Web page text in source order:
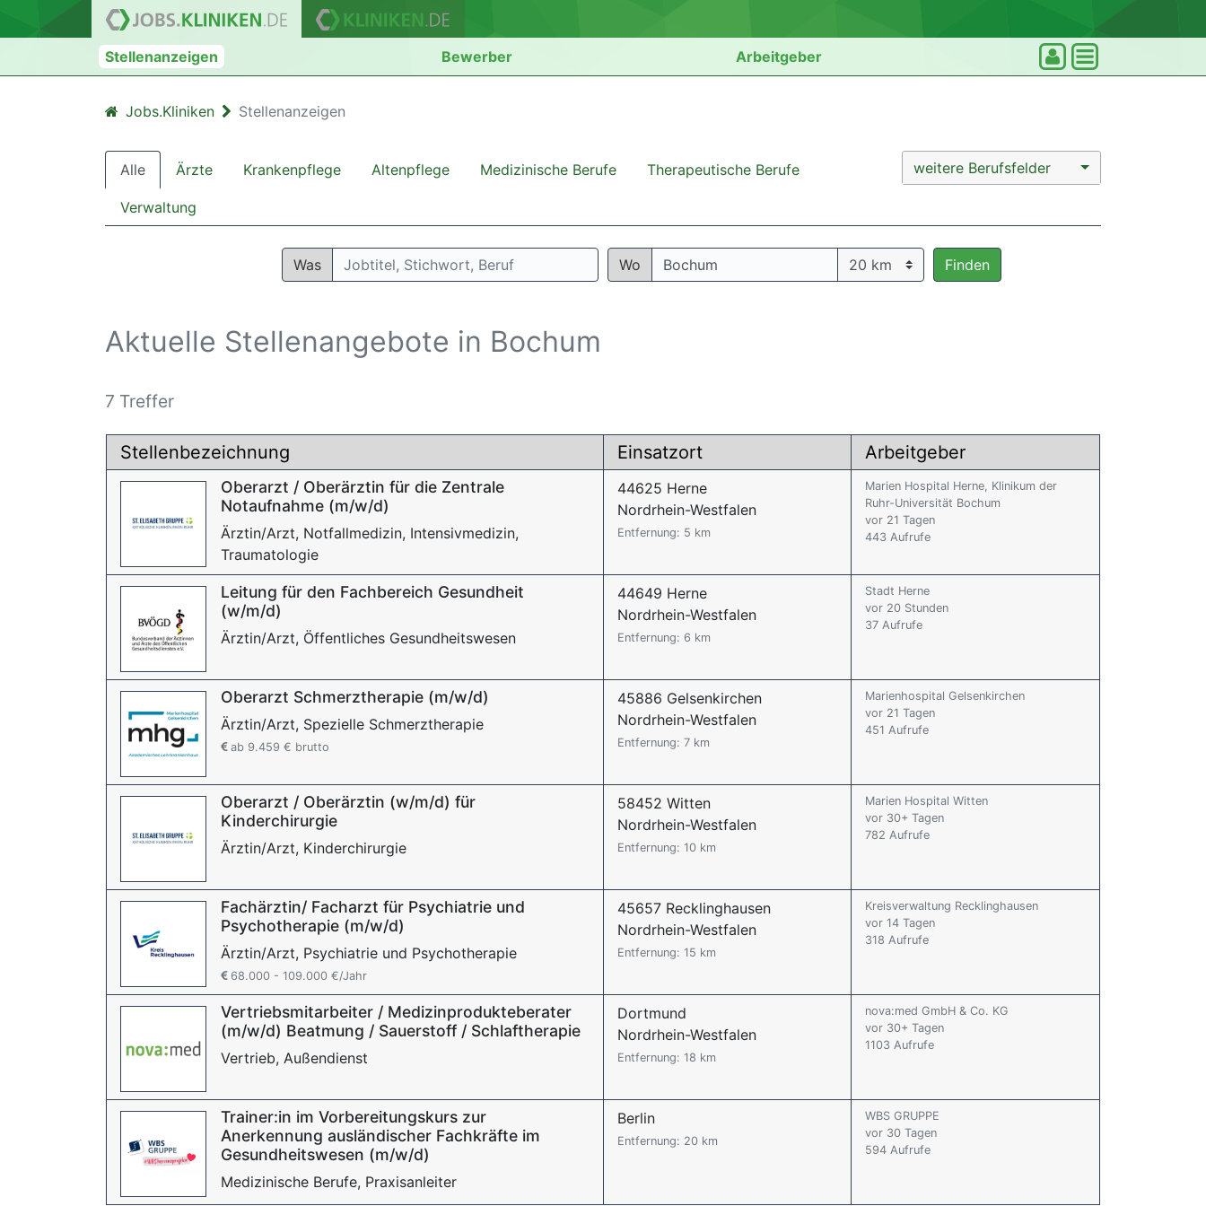
Stellenanzeigen Bewerber Arbeitgeber
Jobs.Kliniken Stellenanzeigen
Alle Ärzte Krankenpflege Altenpflege Medizinische Berufe Therapeutische Berufe
Verwaltung
weitere Berufsfelder
Was Wo Finden
Aktuelle Stellenangebote in Bochum
7 Treffer
Stellenbezeichnung Einsatzort Arbeitgeber
Oberarzt / Oberärztin für die Zentrale
Notaufnahme (m/w/d)
Ärztin/Arzt, Notfallmedizin, Intensivmedizin,
Traumatologie
44625 Herne
Nordrhein-Westfalen
Entfernung: 5 km
Marien Hospital Herne, Klinikum der
Ruhr-Universität Bochum
vor 21 Tagen
443 Aufrufe
Leitung für den Fachbereich Gesundheit
(w/m/d)
Ärztin/Arzt, Öffentliches Gesundheitswesen
44649 Herne
Nordrhein-Westfalen
Entfernung: 6 km
Stadt Herne
vor 20 Stunden
37 Aufrufe
Oberarzt Schmerztherapie (m/w/d)
Ärztin/Arzt, Spezielle Schmerztherapie
ab 9.459 € brutto
45886 Gelsenkirchen
Nordrhein-Westfalen
Entfernung: 7 km
Marienhospital Gelsenkirchen
vor 21 Tagen
451 Aufrufe
Oberarzt / Oberärztin (w/m/d) für
Kinderchirurgie
Ärztin/Arzt, Kinderchirurgie
58452 Witten
Nordrhein-Westfalen
Entfernung: 10 km
Marien Hospital Witten
vor 30+ Tagen
782 Aufrufe
Fachärztin/ Facharzt für Psychiatrie und
Psychotherapie (m/w/d)
Ärztin/Arzt, Psychiatrie und Psychotherapie
68.000 - 109.000 €/Jahr
45657 Recklinghausen
Nordrhein-Westfalen
Entfernung: 15 km
Kreisverwaltung Recklinghausen
vor 14 Tagen
318 Aufrufe
Vertriebsmitarbeiter / Medizinprodukteberater
(m/w/d) Beatmung / Sauerstoff / Schlaftherapie
Vertrieb, Außendienst
Dortmund
Nordrhein-Westfalen
Entfernung: 18 km
nova:med GmbH & Co. KG
vor 30+ Tagen
1103 Aufrufe
Trainer:in im Vorbereitungskurs zur
Anerkennung ausländischer Fachkräfte im
Gesundheitswesen (m/w/d)
Medizinische Berufe, Praxisanleiter
Berlin
Entfernung: 20 km
WBS GRUPPE
vor 30 Tagen
594 Aufrufe